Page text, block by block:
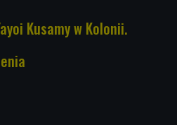
Kusamy w Kolonii.